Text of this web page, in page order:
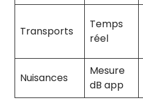
Transports
Temps
réel
Nuisances
Mesure
dB app